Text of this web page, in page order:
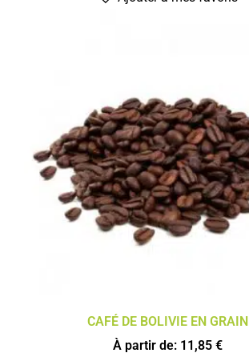
CAFÉ DE BOLIVIE EN GRAIN
À partir de: 11,85 €